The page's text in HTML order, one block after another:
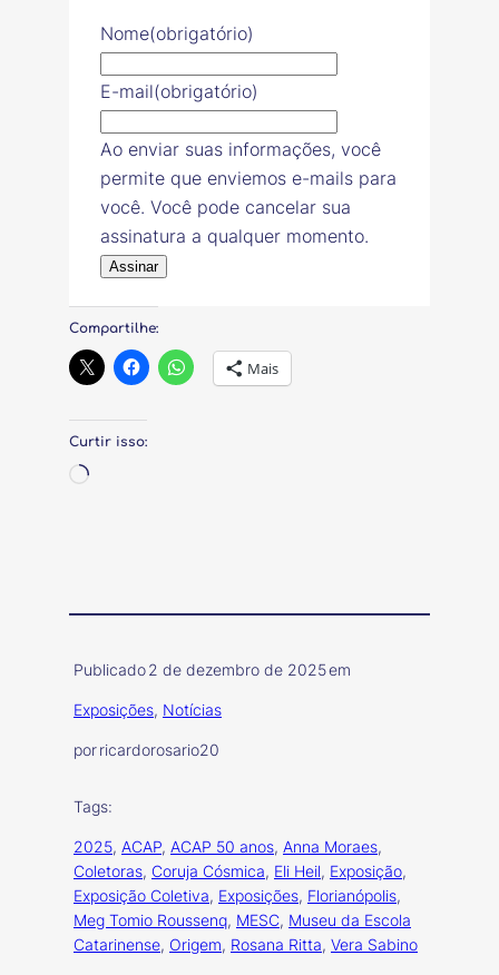
Nome(obrigatório)
E-mail(obrigatório)
Ao enviar suas informações, você
permite que enviemos e-mails para
você. Você pode cancelar sua
assinatura a qualquer momento.
Assinar
Compartilhe:
Mais
Curtir isso:
Carregando…
Publicado2 de dezembro de 2025em
Exposições, Notícias
porricardorosario20
Tags:
2025, ACAP, ACAP 50 anos, Anna Moraes
Coletoras, Coruja Cósmica, Eli Heil, Exposição
Exposição Coletiva, Exposições, Florianópolis
Meg Tomio Roussenq, MESC, Museu da Escola
Catarinense, Origem, Rosana Ritta, Vera Sabino